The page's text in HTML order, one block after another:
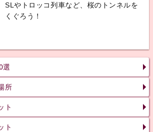
SLやトロッコ列車など、桜のトンネルを
くぐろう！
選
所
ト
ト